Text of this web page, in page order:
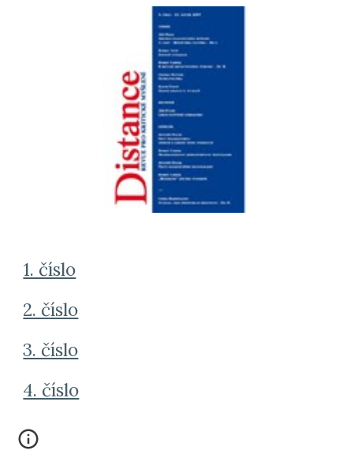
1. číslo
2. číslo
3. číslo
4. číslo